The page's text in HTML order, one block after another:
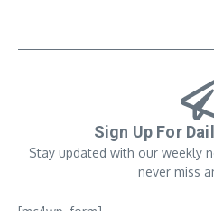
Sign Up For
Stay updated with our weekly
never miss